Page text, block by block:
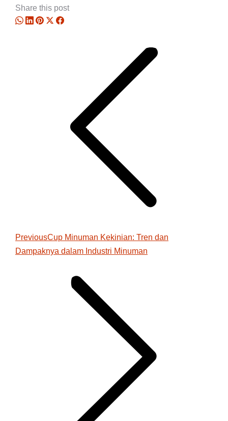
Share this post
ShareShareShareShare
PreviousPrevious
post:
Cup Minuman Kekinian: Tren dan
Dampaknya dalam Industri Minuman